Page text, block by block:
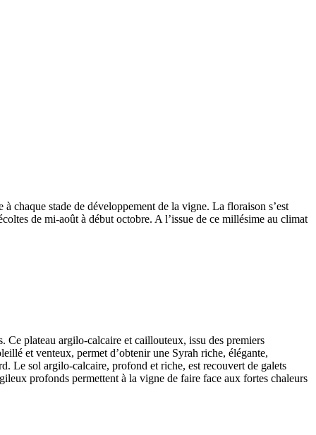
chaque stade de développement de la vigne. La floraison s’est
de mi-août à début octobre. A l’issue de ce millésime au climat
Ce plateau argilo-calcaire et caillouteux, issu des premiers
et venteux, permet d’obtenir une Syrah riche, élégante,
Le sol argilo-calcaire, profond et riche, est recouvert de galets
profonds permettent à la vigne de faire face aux fortes chaleurs